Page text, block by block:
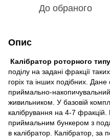
До обраного
Опис
Калібратор роторного
поділу на задані фракції
горіх та інших подібних.
приймально-
живильником. У базовій
калібрування на 4-7
приймальним бункером з
в калібратор. Калібратор, за